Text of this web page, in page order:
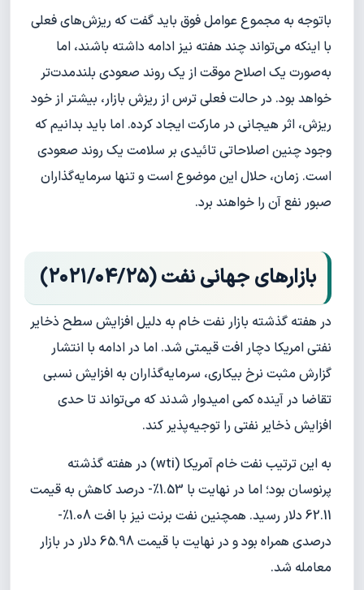
باتوجه به مجموع عوامل فوق باید گفت که ریزش‌های فعلی
با اینکه می‌تواند چند هفته نیز ادامه داشته باشند، اما
به‌صورت یک اصلاح موقت از یک روند صعودی بلندمدت‌تر
خواهد بود. در حالت فعلی ترس از ریزش بازار، بیشتر از خود
ریزش، اثر هیجانی در مارکت ایجاد کرده. اما باید بدانیم که
وجود چنین اصلاحاتی تائیدی بر سلامت یک روند صعودی
است. زمان، حلال این موضوع است و تنها سرمایه‌گذاران
صبور نفع آن را خواهند برد.
بازارهای جهانی نفت (۲۰۲۱/۰۴/۲۵)
در هفته گذشته بازار نفت خام به دلیل افزایش سطح ذخایر
نفتی امریکا دچار افت قیمتی شد. اما در ادامه با انتشار
گزارش مثبت نرخ بیکاری، سرمایه‌گذاران به افزایش نسبی
تقاضا در آینده کمی امیدوار شدند که می‌تواند تا حدی
افزایش ذخایر نفتی را توجیه‌پذیر کند.
به این ترتیب نفت خام آمریکا (wti) در هفته گذشته
پرنوسان بود؛ اما در نهایت با 1.53%- درصد کاهش به قیمت
62.11 دلار رسید. همچنین نفت برنت نیز با افت 1.08%-
درصدی همراه بود و در نهایت با قیمت 65.98 دلار در بازار
معامله شد.